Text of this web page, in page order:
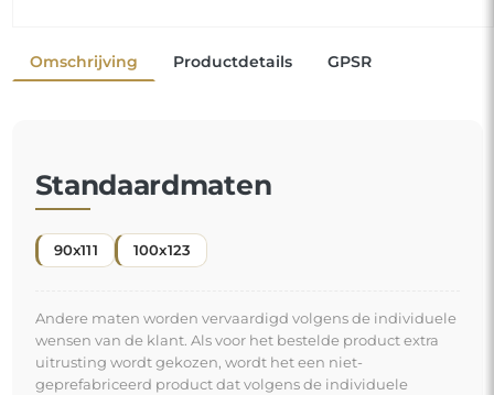
Omschrijving Productdetails GPSR
Standaardmaten
90x111 100x123
Andere maten worden vervaardigd volgens de individuele
wensen van de klant. Als voor het bestelde product extra
uitrusting wordt gekozen, wordt het een niet-
geprefabriceerd product dat volgens de individuele